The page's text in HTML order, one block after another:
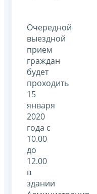
Очередной
выездной
прием
граждан
будет
проходить
15
января
2020
года с
10.00
до
12.00
в
здании